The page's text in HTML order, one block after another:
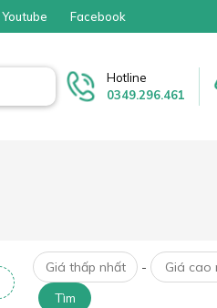
Youtube Facebook
Hotline
0349.296.461
-
Tìm